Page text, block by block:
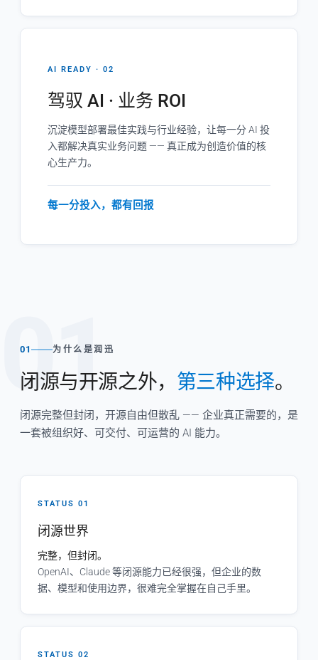
AI READY · 02
驾驭 AI · 业务 ROI
沉淀模型部署最佳实践与行业经验，让每一分 AI 投
入都解决真实业务问题 —— 真正成为创造价值的核
心生产力。
每一分投入，都有回报
01
01 为什么是润迅
闭源与开源之外， 第三种选择。
闭源完整但封闭，开源自由但散乱 —— 企业真正需要的，是
一套被组织好、可交付、可运营的 AI 能力。
STATUS 01
闭源世界
完整，但封闭。
OpenAI、Claude 等闭源能力已经很强，但企业的数
据、模型和使用边界，很难完全掌握在自己手里。
STATUS 02